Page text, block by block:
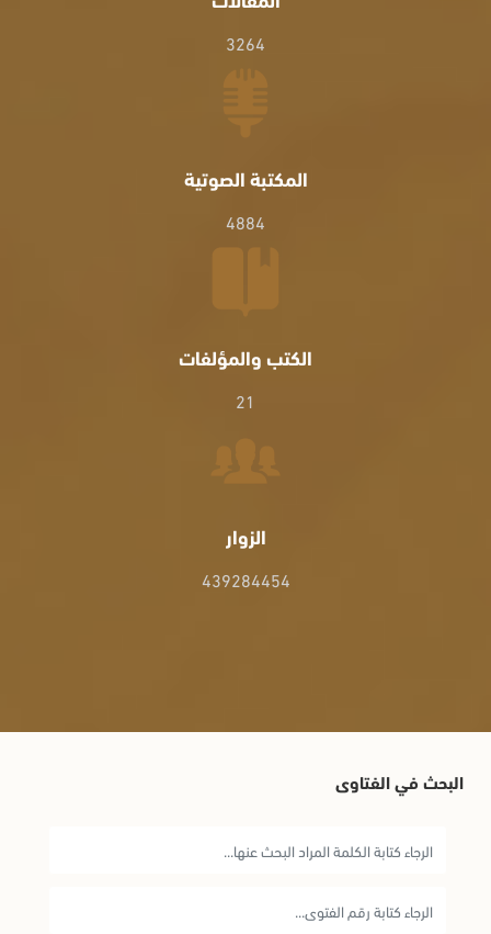
3264
المكتبة الصوتية
4884
الكتب والمؤلفات
21
الزوار
439284454
البحث في الفتاوى